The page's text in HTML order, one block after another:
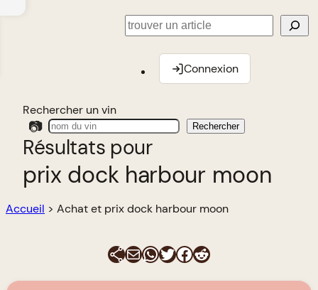
Rechercher
Connexion
Rechercher un vin
📷 Rechercher
Résultats pour
prix dock harbour moon
Accueil > Achat et prix dock harbour moon
E-mailWhatsApp
Twitter
Facebook
Reddit